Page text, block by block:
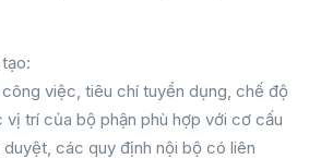
việc, tiêu chí tuyển dụng, chế độ
trí của bộ phận phù hợp với cơ cấu
các quy định nội bộ có liên